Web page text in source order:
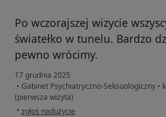
Po wczorajszej wizycie
światełko w tunelu. Bardzo
pewno wrócimy.
17 grudnia 2025
• Gabinet Psychiatryczno-Seksuologiczny •
(pierwsza wizyta)
• w opinii użytkownika Kasia
zgłoś nadużycie